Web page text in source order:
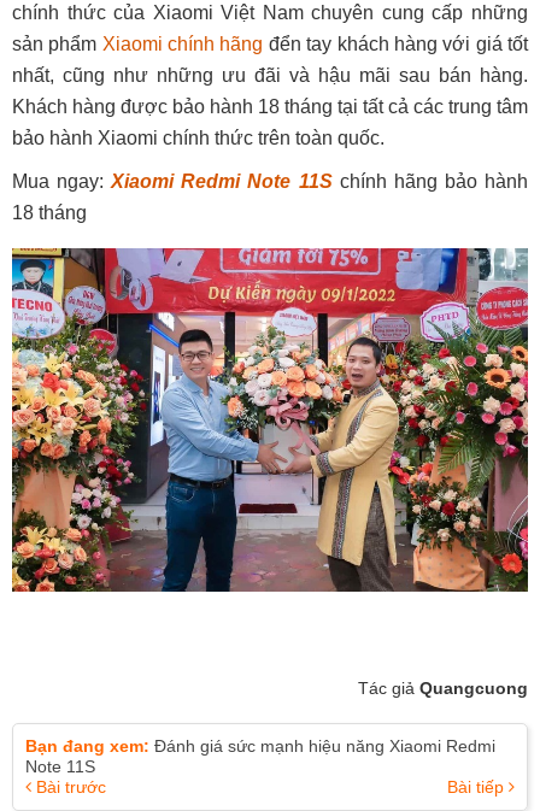
chính thức của Xiaomi Việt Nam chuyên cung cấp những
sản phẩm Xiaomi chính hãng đển tay khách hàng với giá tốt
nhất, cũng như những ưu đãi và hậu mãi sau bán hàng.
Khách hàng được bảo hành 18 tháng tại tất cả các trung tâm
bảo hành Xiaomi chính thức trên toàn quốc.
Mua ngay:Xiaomi Redmi Note 11Schính hãng bảo hành
18 tháng
Tác giả Quangcuong
Bạn đang xem: Đánh giá sức mạnh hiệu năng Xiaomi Redmi
Note 11S
Bài trước
Bài tiếp